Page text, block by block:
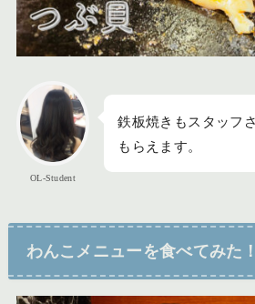
OL-Student
鉄板焼きもスタッフ
もらえます。
わんこメニューを食べてみた！